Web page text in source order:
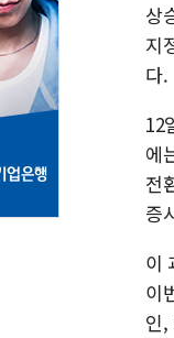
상
지
다.
12
에
전
증
이
이
인,